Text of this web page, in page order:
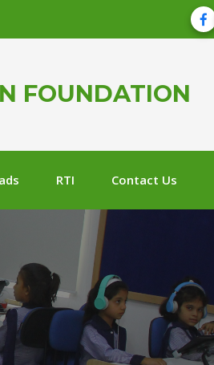
FOUNDATION
RTI Contact Us